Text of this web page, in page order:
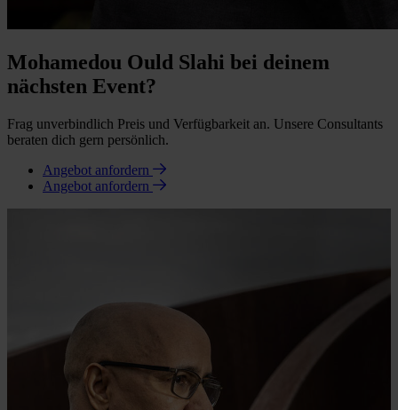
Mohamedou Ould Slahi bei deinem
nächsten Event?
Frag unverbindlich Preis und Verfügbarkeit an. Unsere Consultants
beraten dich gern persönlich.
Angebot anfordern
Angebot anfordern